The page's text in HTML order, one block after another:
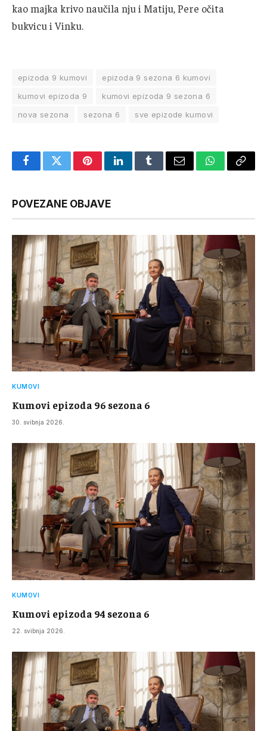
kao majka krivo naučila nju i Matiju, Pere očita
bukvicu i Vinku.
epizoda 9 kumovi
epizoda 9 sezona 6 kumovi
kumovi epizoda 9
kumovi epizoda 9 sezona 6
nova sezona
sezona 6 sve epizode kumovi
FacebookTwitterPinterestLinkedInTumblrEmail WhatsApp
Copy
POVEZANE OBJAVE
KUMOVI
Kumovi epizoda 96 sezona 6
30. svibnja 2026.
KUMOVI
Kumovi epizoda 94 sezona 6
22. svibnja 2026.